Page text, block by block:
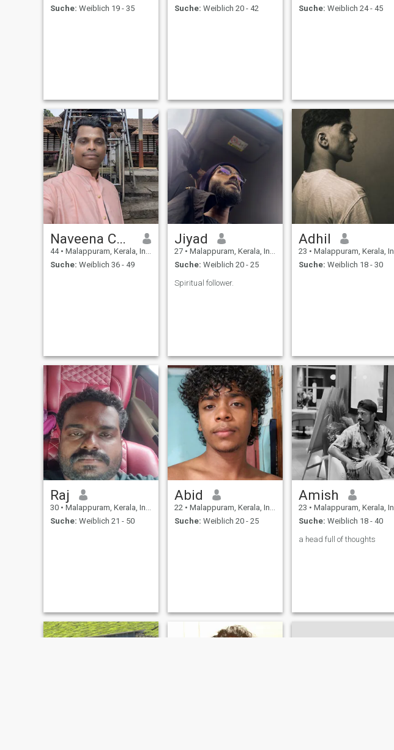
Suche: Weiblich 19 - 35
Suche: Weiblich 20 - 42
Suche: Weiblich 24 - 45
Naveena Chandra
44 • Malappuram, Kerala, Indien
Suche: Weiblich 36 - 49
Jiyad
27 • Malappuram, Kerala, Indien
Suche: Weiblich 20 - 25
Spiritual follower.
Adhil
23 • Malappuram, Kerala, Indien
Suche: Weiblich 18 - 30
Raj
30 • Malappuram, Kerala, Indien
Suche: Weiblich 21 - 50
Abid
22 • Malappuram, Kerala, Indien
Suche: Weiblich 20 - 25
Amish
23 • Malappuram, Kerala, Indien
Suche: Weiblich 18 - 40
a head full of thoughts